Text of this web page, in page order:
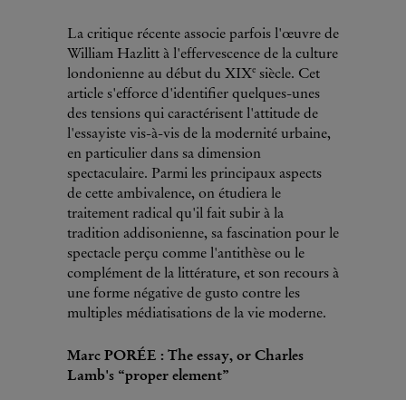
La critique récente associe parfois l'œuvre de
William Hazlitt à l'effervescence de la culture
londonienne au début du XIXe siècle. Cet
article s'efforce d'identifier quelques-unes
des tensions qui caractérisent l'attitude de
l'essayiste vis-à-vis de la modernité urbaine,
en particulier dans sa dimension
spectaculaire. Parmi les principaux aspects
de cette ambivalence, on étudiera le
traitement radical qu'il fait subir à la
tradition addisonienne, sa fascination pour le
spectacle perçu comme l'antithèse ou le
complément de la littérature, et son recours à
une forme négative de gusto contre les
multiples médiatisations de la vie moderne.
Marc PORÉE : The essay, or Charles
Lamb's “proper element”